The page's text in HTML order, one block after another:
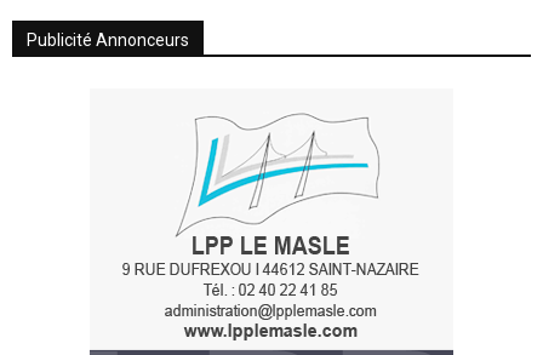
Publicité Annonceurs